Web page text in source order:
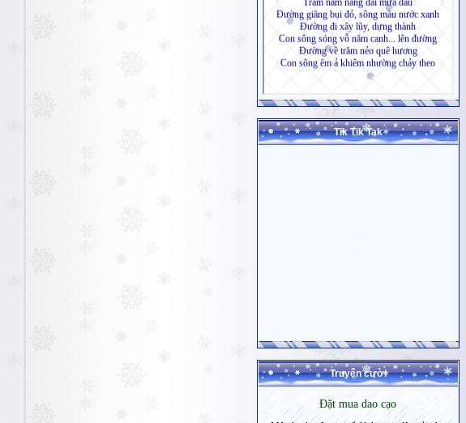
Tik Tik Tak
Truyện cười